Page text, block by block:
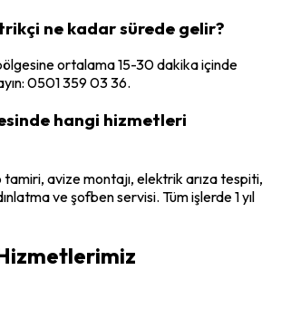
ne kadar sürede gelir?
ortalama 15-30 dakika içinde
0501 359 03 36.
hangi hizmetleri
tamiri, avize montajı, elektrik arıza tespiti,
ve şofben servisi. Tüm işlerde 1 yıl